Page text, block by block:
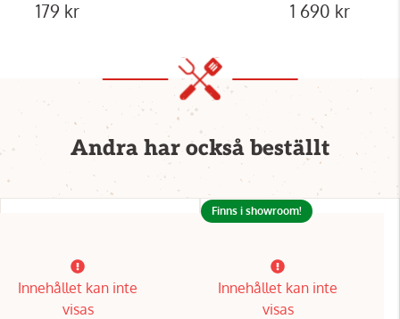
179 kr 1 690 kr
Andra har också beställt
Innehållet kan inte
visas
Innehållet kan inte
visas
Finns i showroom!